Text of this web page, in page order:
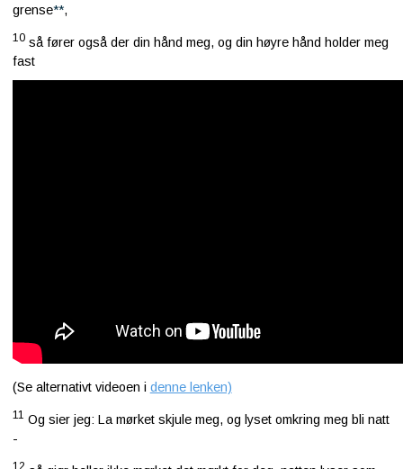
grense**,
10 så fører også der din hånd meg, og din høyre hånd holder meg
fast
(Se alternativt videoen i denne lenken)
11 Og sier jeg: La mørket skjule meg, og lyset omkring meg bli natt
-
12